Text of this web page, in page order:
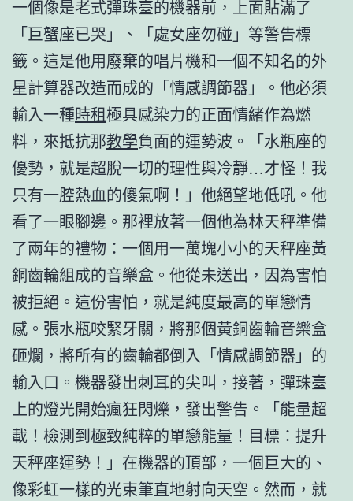
一個像是老式彈珠臺的機器前，上面貼滿了
「巨蟹座已哭」、「處女座勿碰」等警告標
籤。這是他用廢棄的唱片機和一個不知名的外
星計算器改造而成的「情感調節器」。他必須
輸入一種時租極具感染力的正面情緒作為燃
料，來抵抗那教學負面的運勢波。「水瓶座的
優勢，就是超脫一切的理性與冷靜…才怪！我
只有一腔熱血的傻氣啊！」他絕望地低吼。他
看了一眼腳邊。那裡放著一個他為林天秤準備
了兩年的禮物：一個用一萬塊小小的天秤座黃
銅齒輪組成的音樂盒。他從未送出，因為害怕
被拒絕。這份害怕，就是純度最高的單戀情
感。張水瓶咬緊牙關，將那個黃銅齒輪音樂盒
砸爛，將所有的齒輪都倒入「情感調節器」的
輸入口。機器發出刺耳的尖叫，接著，彈珠臺
上的燈光開始瘋狂閃爍，發出警告。「能量超
載！檢測到極致純粹的單戀能量！目標：提升
天秤座運勢！」在機器的頂部，一個巨大的、
像彩虹一樣的光束筆直地射向天空。然而，就